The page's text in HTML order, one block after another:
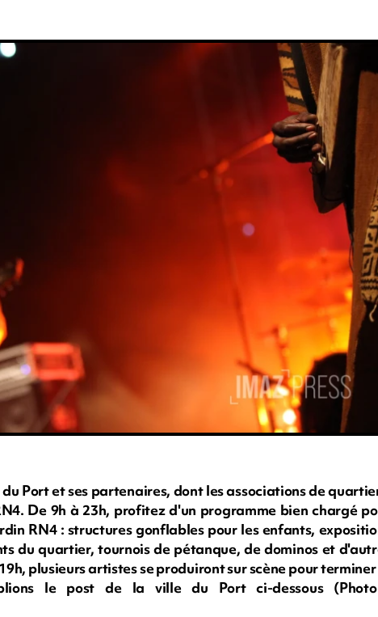
Port et ses partenaires, dont les associations de
De 9h à 23h, profitez d'un programme bien chargé
RN4 : structures gonflables pour les enfants,
du quartier, tournois de pétanque, de dominos et
plusieurs artistes se produiront sur scène pour
le post de la ville du Port ci-dessous